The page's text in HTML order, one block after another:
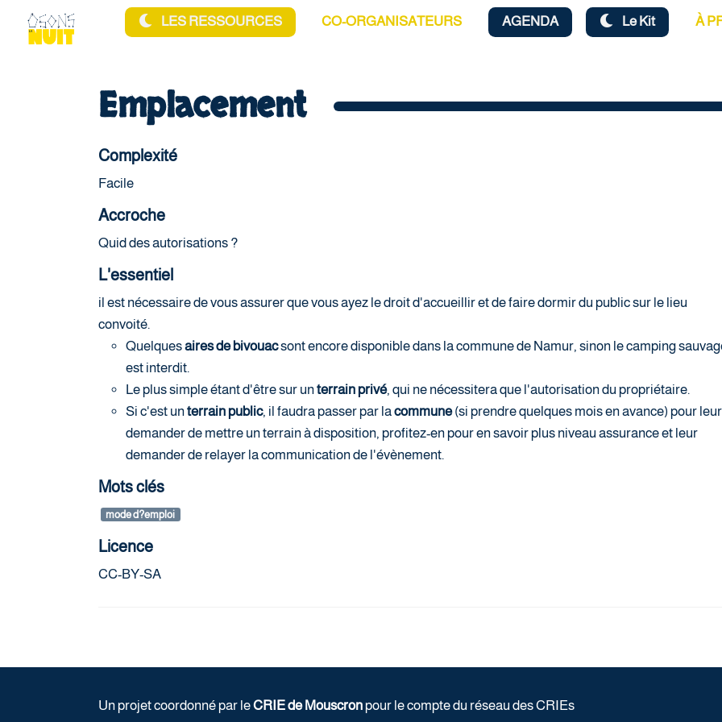
Aller au contenu principalLES RESSOURCES CO-ORGANISATEURS AGENDA Le Kit À
Emplacement
Complexité
Facile
Accroche
Quid des autorisations ?
L'essentiel
il est nécessaire de vous assurer que vous ayez le droit d'accueillir et de faire dormir du public sur le lieu
convoité.
Quelquesaires de bivouacsont encore disponible dans la commune de Namur, sinon le camping
est interdit.
Le plus simple étant d'être sur unterrain privé, qui ne nécessitera que l'autorisation du propriétaire.
Si c'est unterrain public, il faudra passer par lacommune(si prendre quelques mois en avance) pour leur
demander de mettre un terrain à disposition, profitez-en pour en savoir plus niveau assurance et leur
demander de relayer la communication de l'évènement.
Mots clés
mode d?emploi
Licence
CC-BY-SA
Un projet coordonné par leCRIE de Mouscron pour le compte du réseau des CRIEs